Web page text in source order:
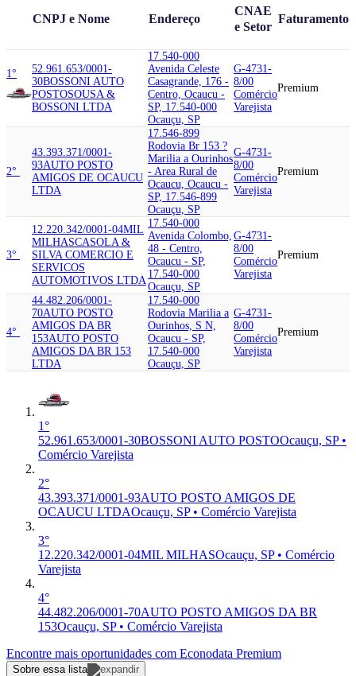
CNPJ e Nome Endereço
CNAE
e Setor
Faturamento
1°
52.961.653/0001-
30BOSSONI AUTO
POSTOSOUSA &
BOSSONI LTDA
17.540-000
Avenida Celeste
Casagrande, 176 -
Centro, Ocaucu -
SP, 17.540-000
Ocauçu, SP
G-4731-
8/00
Comércio
Varejista
Premium
2°
43.393.371/0001-
93AUTO POSTO
AMIGOS DE OCAUCU
LTDA
17.546-899
Rodovia Br 153 ?
Marilia a Ourinhos
- Area Rural de
Ocaucu, Ocaucu -
SP, 17.546-899
Ocauçu, SP
G-4731-
8/00
Comércio
Varejista
Premium
3°
12.220.342/0001-04MIL
MILHASCASOLA &
SILVA COMERCIO E
SERVICOS
AUTOMOTIVOS LTDA
17.540-000
Avenida Colombo,
48 - Centro,
Ocaucu - SP,
17.540-000
Ocauçu, SP
G-4731-
8/00
Comércio
Varejista
Premium
4°
44.482.206/0001-
70AUTO POSTO
AMIGOS DA BR
153AUTO POSTO
AMIGOS DA BR 153
LTDA
17.540-000
Rodovia Marilia a
Ourinhos, S N,
Ocaucu - SP,
17.540-000
Ocauçu, SP
G-4731-
8/00
Comércio
Varejista
Premium
1°
52.961.653/0001-30BOSSONI AUTO POSTOOcauçu, SP •
Comércio Varejista
2°
43.393.371/0001-93AUTO POSTO AMIGOS DE
OCAUCU LTDAOcauçu, SP • Comércio Varejista
3°
12.220.342/0001-04MIL MILHASOcauçu, SP • Comércio
Varejista
4°
44.482.206/0001-70AUTO POSTO AMIGOS DA BR
153Ocauçu, SP • Comércio Varejista
Encontre mais oportunidades com Econodata Premium
Sobre essa lista